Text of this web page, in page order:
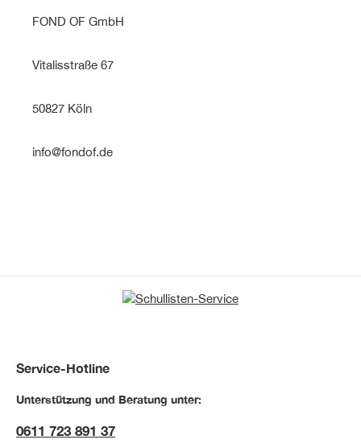
FOND OF GmbH
Vitalisstraße 67
50827 Köln
info@fondof.de
Service-Hotline
Unterstützung und Beratung unter:
0611 723 891 37